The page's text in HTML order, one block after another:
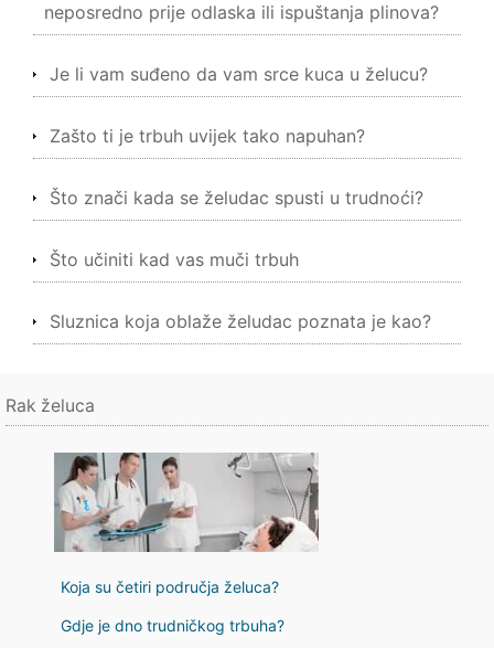
neposredno prije odlaska ili ispuštanja plinova?
Je li vam suđeno da vam srce kuca u želucu?
Zašto ti je trbuh uvijek tako napuhan?
Što znači kada se želudac spusti u trudnoći?
Što učiniti kad vas muči trbuh
Sluznica koja oblaže želudac poznata je kao?
Rak želuca
Koja su četiri područja želuca?
Gdje je dno trudničkog trbuha?